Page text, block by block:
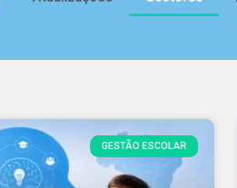
GESTÃO ESCOLAR